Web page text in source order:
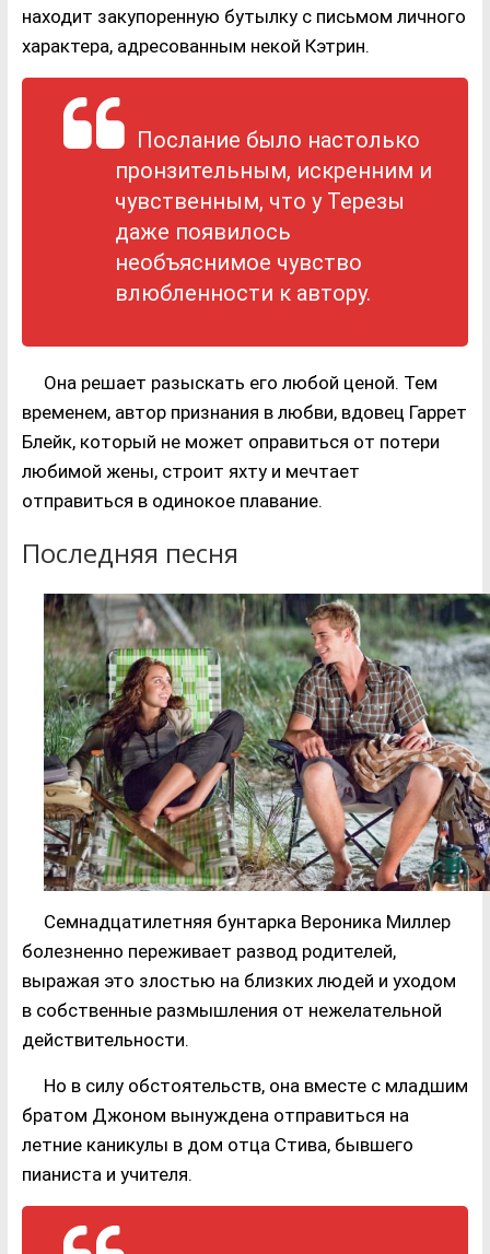
находит закупоренную бутылку с письмом личного
характера, адресованным некой Кэтрин.
Послание было настолько
пронзительным, искренним и
чувственным, что у Терезы
даже появилось
необъяснимое чувство
влюбленности к автору.
Она решает разыскать его любой ценой. Тем
временем, автор признания в любви, вдовец Гаррет
Блейк, который не может оправиться от потери
любимой жены, строит яхту и мечтает
отправиться в одинокое плавание.
Последняя песня
Семнадцатилетняя бунтарка Вероника Миллер
болезненно переживает развод родителей,
выражая это злостью на близких людей и уходом
в собственные размышления от нежелательной
действительности.
Но в силу обстоятельств, она вместе с младшим
братом Джоном вынуждена отправиться на
летние каникулы в дом отца Стива, бывшего
пианиста и учителя.